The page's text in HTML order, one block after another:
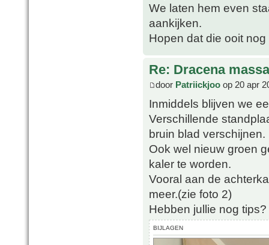
We laten hem even
aankijken.
Hopen dat die ooit
Re: Dracena
door Patriickjoo op 20 apr
Inmiddels blijven we
Verschillende
bruin blad verschijnen.
Ook wel nieuw groen
kaler te worden.
Vooral aan de
meer.(zie foto 2)
Hebben jullie nog tips?
BIJLAGEN